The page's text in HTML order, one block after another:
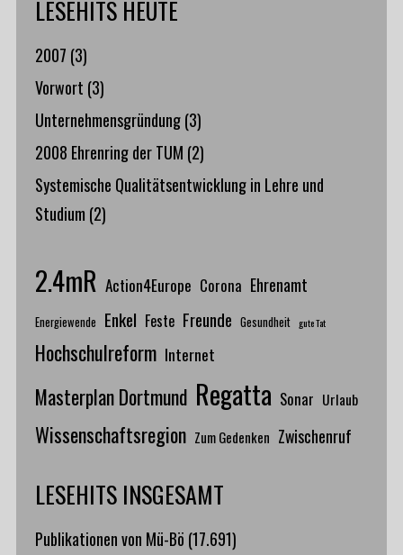
LESEHITS HEUTE
2007 (3)
Vorwort (3)
Unternehmensgründung (3)
2008 Ehrenring der TUM (2)
Systemische Qualitätsentwicklung in Lehre und
Studium (2)
2.4mR Action4Europe Corona Ehrenamt
Energiewende Enkel Feste Freunde Gesundheit gute Tat
Hochschulreform Internet
Masterplan Dortmund Regatta Sonar Urlaub
Wissenschaftsregion Zum Gedenken Zwischenruf
LESEHITS INSGESAMT
Publikationen von Mü-Bö (17.691)